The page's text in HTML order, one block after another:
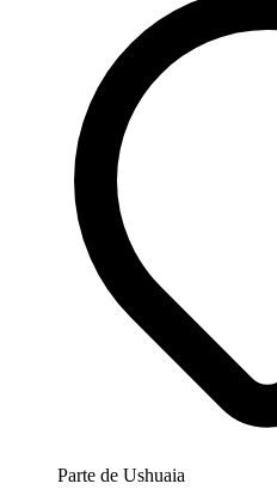
Parte de Ushuaia